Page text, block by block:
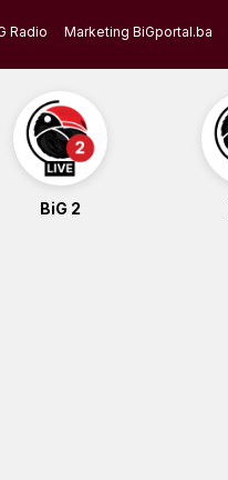
Radio Marketing BiGportal.ba
BiG 2